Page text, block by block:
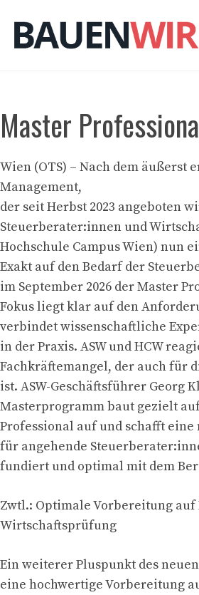
Inhalt
springen
Master
Wien (OTS) – Nach dem
Management,
der seit Herbst 2023 angeboten
Steuerberater:innen und
Hochschule Campus Wien) nun
Exakt auf den Bedarf der
im September 2026 der Master
Fokus liegt klar auf den
verbindet wissenschaftliche
in der Praxis. ASW und HCW
Fachkräftemangel, der auch für
ist. ASW-Geschäftsführer Georg
Masterprogramm baut gezielt
Professional auf und schafft
für angehende
fundiert und optimal mit dem
Zwtl.: Optimale Vorbereitung
Wirtschaftsprüfung
Ein weiterer Pluspunkt des
eine hochwertige Vorbereitung